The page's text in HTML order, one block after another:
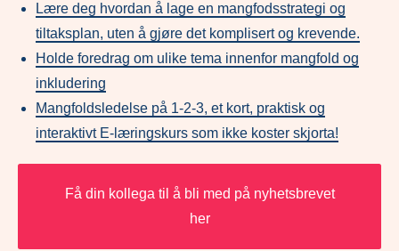
Lære deg hvordan å lage en mangfodsstrategi og
tiltaksplan, uten å gjøre det komplisert og krevende.
Holde foredrag om ulike tema innenfor mangfold og
inkludering
Mangfoldsledelse på 1-2-3, et kort, praktisk og
interaktivt E-læringskurs som ikke koster skjorta!
Få din kollega til å bli med på nyhetsbrevet
her